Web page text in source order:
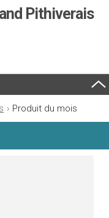
Pithiverais
› Produit du mois